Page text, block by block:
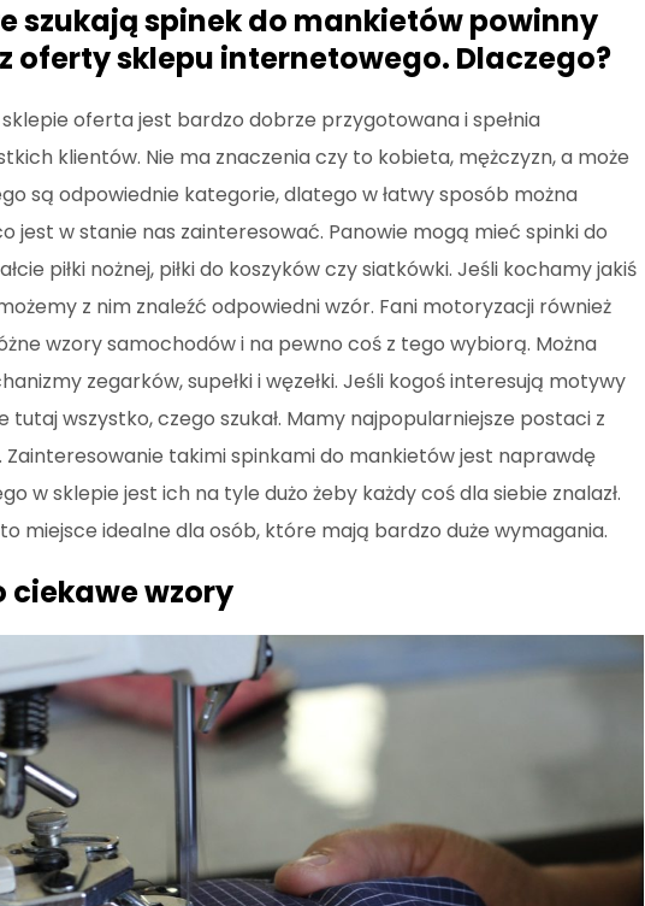
szukają spinek do mankietów powinny
oferty sklepu internetowego. Dlaczego?
oferta jest bardzo dobrze przygotowana i spełnia
klientów. Nie ma znaczenia czy to kobieta, mężczyzn, a może
są odpowiednie kategorie, dlatego w łatwy sposób można
jest w stanie nas zainteresować. Panowie mogą mieć spinki do
piłki nożnej, piłki do koszyków czy siatkówki. Jeśli kochamy jakiś
z nim znaleźć odpowiedni wzór. Fani motoryzacji również
wzory samochodów i na pewno coś z tego wybiorą. Można
zegarków, supełki i węzełki. Jeśli kogoś interesują motywy
tutaj wszystko, czego szukał. Mamy najpopularniejsze postaci z
Zainteresowanie takimi spinkami do mankietów jest naprawdę
w sklepie jest ich na tyle dużo żeby każdy coś dla siebie znalazł.
miejsce idealne dla osób, które mają bardzo duże wymagania.
ciekawe wzory